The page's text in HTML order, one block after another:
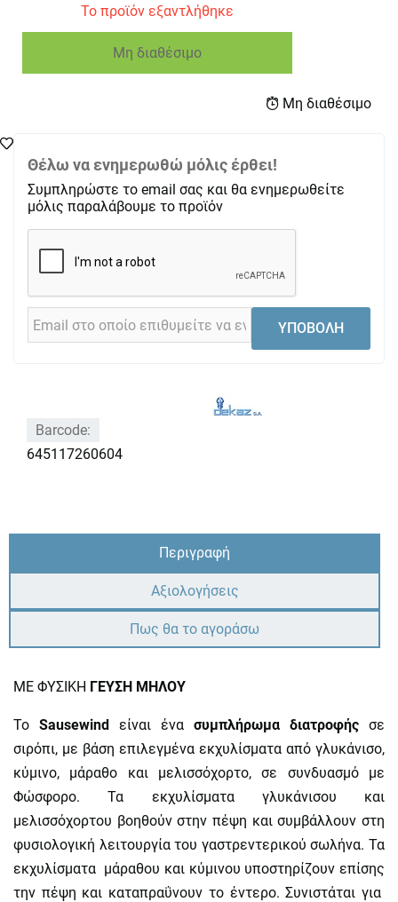
Το προϊόν εξαντλήθηκε
Μη διαθέσιμο
Μη διαθέσιμο
Θέλω να ενημερωθώ μόλις έρθει!
Συμπληρώστε το email σας και θα ενημερωθείτε
μόλις παραλάβουμε το προϊόν
ΥΠΟΒΟΛΗ
Barcode:
645117260604
Περιγραφή
Αξιολογήσεις
Πως θα το αγοράσω
ΜΕ ΦΥΣΙΚΗ ΓΕΥΣΗ ΜΗΛΟΥ
Το Sausewind είναι ένα συμπλήρωμα διατροφής σε
σιρόπι, με βάση επιλεγμένα εκχυλίσματα από γλυκάνισο,
κύμινο, μάραθο και μελισσόχορτο, σε συνδυασμό με
Φώσφορο. Τα εκχυλίσματα γλυκάνισου και
μελισσόχορτου βοηθούν στην πέψη και συμβάλλουν στη
φυσιολογική λειτουργία του γαστρεντερικού σωλήνα. Τα
εκχυλίσματα μάραθου και κύμινου υποστηρίζουν επίσης
την πέψη και καταπραΰνουν το έντερο. Συνιστάται για